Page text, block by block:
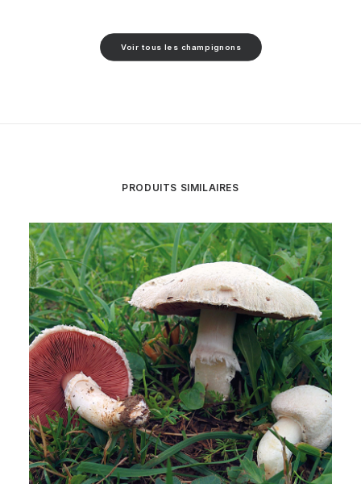
Voir tous les champignons
PRODUITS SIMILAIRES